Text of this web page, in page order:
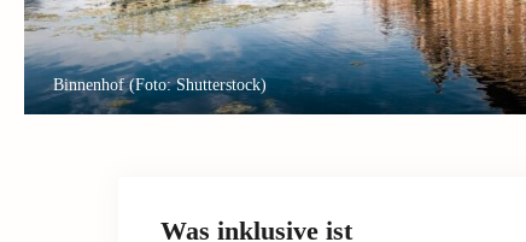
Binnenhof (Foto: Shutterstock)
Was inklusive ist